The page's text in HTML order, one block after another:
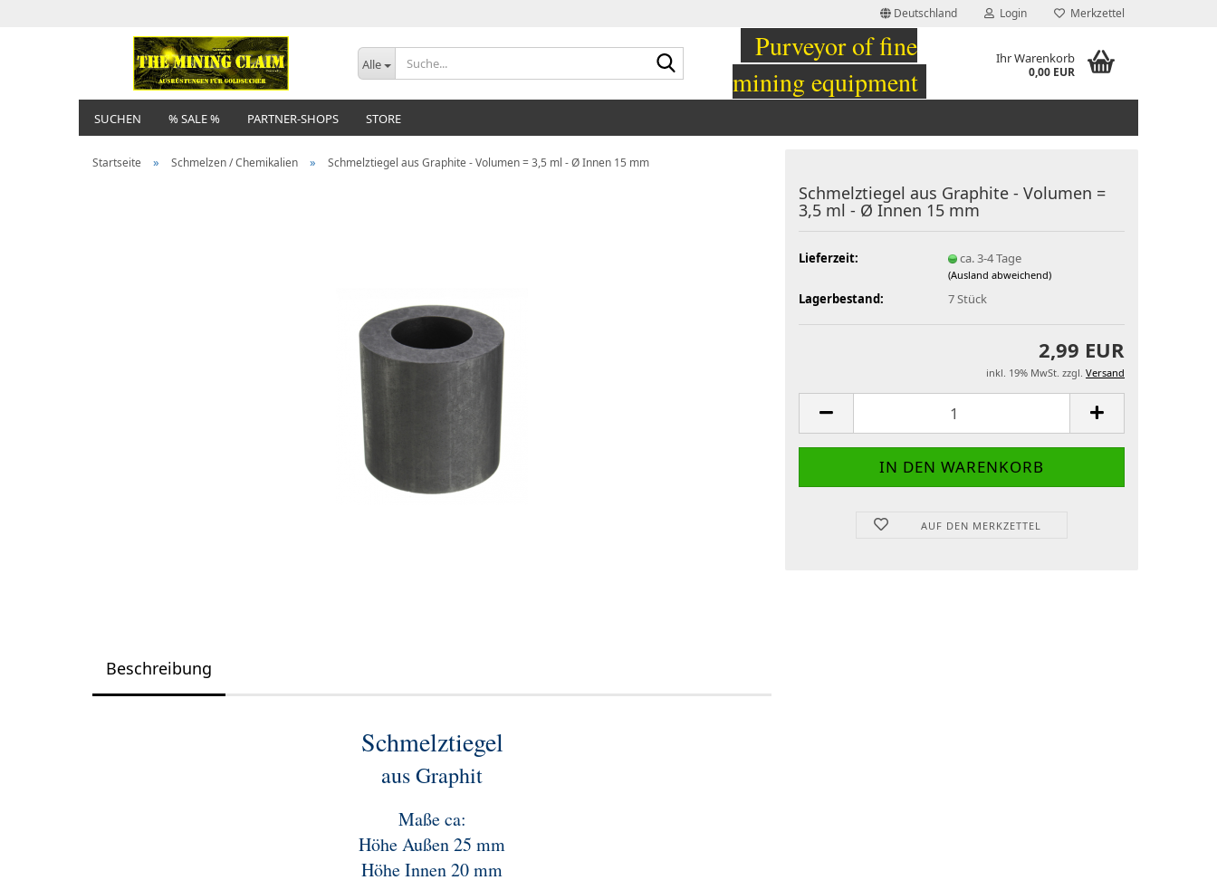
Deutschland Login Merkzettel
Alle
Purveyor of fine
mining equipment
Ihr Warenkorb
0,00 EUR
SUCHEN % SALE % PARTNER-SHOPS STORE
Startseite » Schmelzen / Chemikalien » Schmelztiegel aus Graphite - Volumen = 3,5 ml - Ø Innen 15 mm
Schmelztiegel aus Graphite - Volumen =
3,5 ml - Ø Innen 15 mm
Lieferzeit: ca. 3-4 Tage
(Ausland abweichend)
Lagerbestand: 7 Stück
2,99 EUR
inkl. 19% MwSt. zzgl. Versand
AUF DEN MERKZETTEL
Beschreibung
Schmelztiegel
aus Graphit
Maße ca:
Höhe Außen 25 mm
Höhe Innen 20 mm